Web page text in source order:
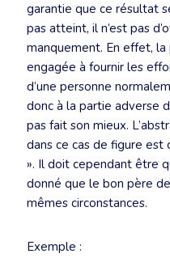
garantie que ce résultat
pas atteint, il n’est pas
manquement. En effet, la
engagée à fournir les
d’une personne
donc à la partie adverse
pas fait son mieux.
dans ce cas de figure est
». Il doit cependant être
donné que le bon père
mêmes circonstances.
Exemple :